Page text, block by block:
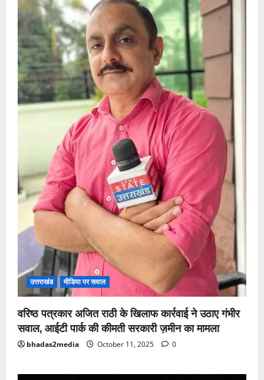
उत्तराखंड मीडिया पर सवाल
वरिष्ठ पत्रकार अजित राठी के खिलाफ कार्रवाई ने उठाए गंभीर
सवाल, आईटी पार्क की कीमती सरकारी ज़मीन का मामला
bhadas2media October 11, 2025 0